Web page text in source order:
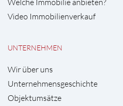
Welche Immobilie anbieten?
Video Immobilienverkauf
UNTERNEHMEN
Wir über uns
Unternehmensgeschichte
Objektumsätze